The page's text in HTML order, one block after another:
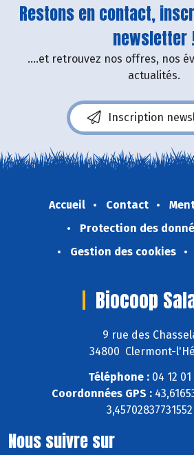
Restons en contact,
newsletter
....et retrouvez nos offres, nos
actualités.
Inscription
Accueil Contact
Protection des
Gestion des cookies
Biocoop
9 rue des
34800 Clermont-
Téléphone : 04 12
Coordonnées GPS :
Nous suivre sur